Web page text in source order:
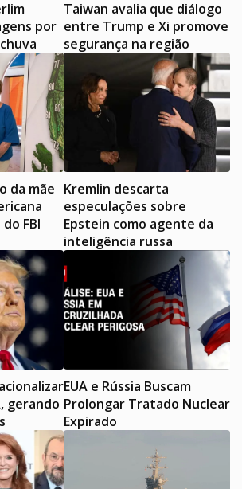
por
Taiwan avalia que diálogo
entre Trump e Xi promove
segurança na região
da mãe
FBI
Kremlin descarta
especulações sobre
Epstein como agente da
inteligência russa
gerando
EUA e Rússia Buscam
Prolongar Tratado Nuclear
Expirado